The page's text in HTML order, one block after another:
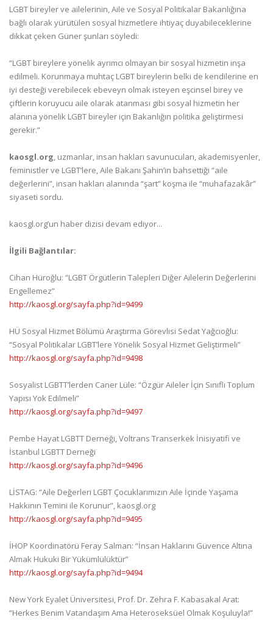
LGBT bireyler ve ailelerinin, Aile ve Sosyal Politikalar Bakanlığına
bağlı olarak yürütülen sosyal hizmetlere ihtiyaç duyabileceklerine
dikkat çeken Güner şunları söyledi:
“LGBT bireylere yönelik ayrımcı olmayan bir sosyal hizmetin inşa
edilmeli. Korunmaya muhtaç LGBT bireylerin belki de kendilerine en
iyi desteği verebilecek ebeveyn olmak isteyen eşcinsel birey ve
çiftlerin koruyucu aile olarak atanması gibi sosyal hizmetin her
alanına yönelik LGBT bireyler için Bakanlığın politika geliştirmesi
gerekir.”
kaosgl.org, uzmanlar, insan hakları savunucuları, akademisyenler,
feministler ve LGBT’lere, Aile Bakanı Şahin’in bahsettiği “aile
değerlerini”, insan hakları alanında “şart” koşma ile “muhafazakâr”
siyaseti sordu.
kaosgl.org’un haber dizisi devam ediyor...
İlgili Bağlantılar:
Cihan Hüroğlu: “LGBT Örgütlerin Talepleri Diğer Ailelerin Değerlerini
Engellemez”
http://kaosgl.org/sayfa.php?id=9499
HÜ Sosyal Hizmet Bölümü Araştırma Görevlisi Sedat Yağcıoğlu:
“Sosyal Politikalar LGBT’lere Yönelik Sosyal Hizmet Geliştirmeli”
http://kaosgl.org/sayfa.php?id=9498
Sosyalist LGBTT’lerden Caner Lüle: “Özgür Aileler İçin Sınıflı Toplum
Yapısı Yok Edilmeli”
http://kaosgl.org/sayfa.php?id=9497
Pembe Hayat LGBTT Derneği, Voltrans Transerkek İnisiyatifi ve
İstanbul LGBTT Derneği
http://kaosgl.org/sayfa.php?id=9496
LİSTAG: “Aile Değerleri LGBT Çocuklarımızın Aile İçinde Yaşama
Hakkının Temini ile Korunur”, kaosgl.org
http://kaosgl.org/sayfa.php?id=9495
İHOP Koordinatörü Feray Salman: “İnsan Haklarını Güvence Altına
Almak Hukuki Bir Yükümlülüktür”
http://kaosgl.org/sayfa.php?id=9494
New York Eyalet Üniversitesi, Prof. Dr. Zehra F. Kabasakal Arat:
“Herkes Benim Vatandaşım Ama Heteroseksüel Olmak Koşuluyla!”